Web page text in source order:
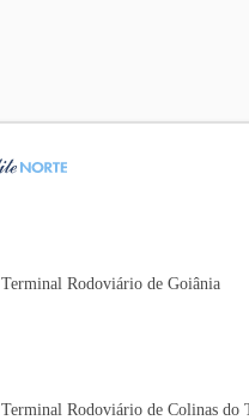
Terminal Rodoviário de Goiânia
Terminal Rodoviário de Colinas do